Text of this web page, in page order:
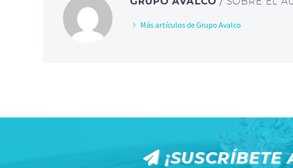
Más artículos de Grupo Avalco
¡SUSCRÍBETE